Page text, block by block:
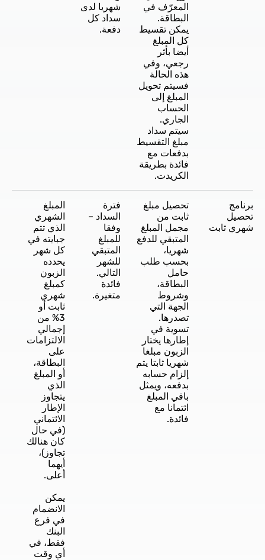
المعرّف في
البطاقة.
يمكن تقسيط
كل المبلغ
أيضا بأثر
رجعي، وفي
هذه الحالة
فسيتم تحويل
المبلغ إلى
الحساب
الجاري.
سيتم سداد
مبلغ التقسيط
بدفعات مع
فائدة بطريقة
الكريدت.
شهريا لدى
سداد كل
دفعة.
برنامج
تحصيل
شهري ثابت
تحصيل مبلغ
ثابت من
مجمل المبلغ
المتبقي للدفع
شهريا،
بحسب طلب
حامل
البطاقة،
وشروط
الجهة التي
تصدرها.
تسوية في
إطارها يختار
الزبون مبلغا
شهريا ثابتا يتم
إلزام حسابه
بدفعه، ويمثل
باقي المبلغ
ائتمانا مع
فائدة.
فترة
السداد –
وفقا
للمبلغ
المتبقي
للشهر
التالي.
فائدة
متغيرة.
المبلغ
الشهري
الذي تتم
جبايته في
كل شهر
يحدده
الزبون
كمبلغ
شهري
ثابت أو
3% من
إجمالي
الالتزامات
على
البطاقة،
أو المبلغ
الذي
يتجاوز
الإطار
الائتماني
(في حال
كان هنالك
تجاوز)،
أيهما
أعلى.
يمكن
الانضمام
في فرع
البنك
فقط، في
أي وقت